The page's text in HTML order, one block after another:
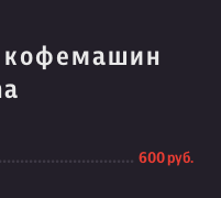
кофемашин
600 руб.